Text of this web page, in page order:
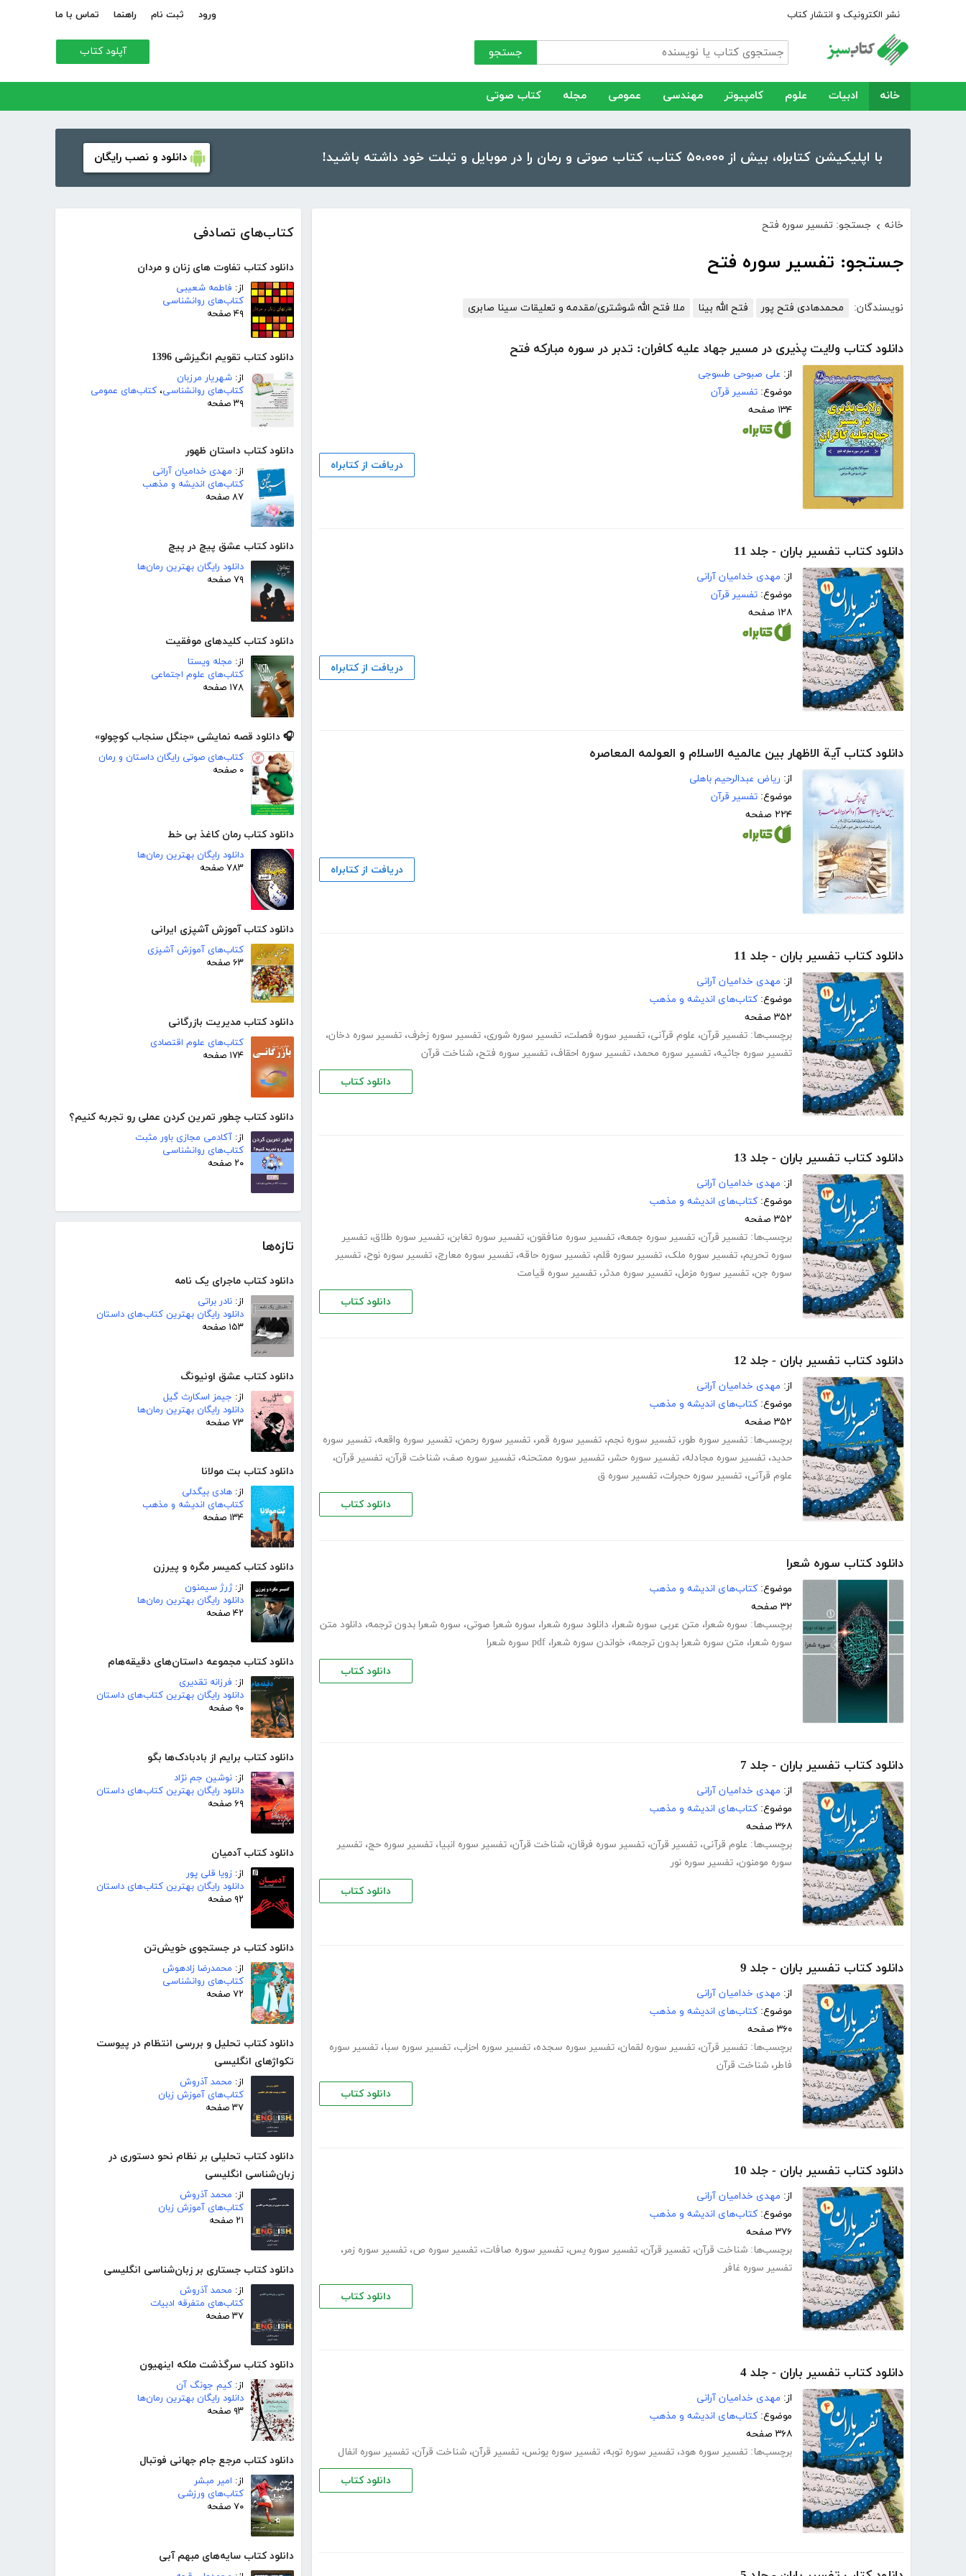
نشر الکترونیک و انتشار کتاب ورود ثبت نام راهنما تماس با ما
جستجو آپلود کتاب
خانه ادبیات علوم کامپیوتر مهندسی عمومی مجله کتاب صوتی
با اپلیکیشن کتابراه، بیش از ۵۰،۰۰۰ کتاب، کتاب صوتی و رمان را در موبایل و تبلت خود داشته باشید! دانلود و نصب رایگان
کتاب‌های تصادفی
دانلود کتاب تفاوت های زنان و مردان
از: فاطمه شعیبی
کتاب‌های روانشناسی
۴۹ صفحه
دانلود کتاب تقویم انگیزشی 1396
از: شهریار مرزبان
کتاب‌های روانشناسی، کتاب‌های عمومی
۳۹ صفحه
دانلود کتاب داستان ظهور
از: مهدی خدامیان آرانی
کتاب‌های اندیشه و مذهب
۸۷ صفحه
دانلود کتاب عشق پیچ در پیچ
دانلود رایگان بهترین رمان‌ها
۷۹ صفحه
دانلود کتاب کلیدهای موفقیت
از: مجله ویستا
کتاب‌های علوم اجتماعی
۱۷۸ صفحه
🎧 دانلود قصه نمایشی «جنگل سنجاب کوچولو»
کتاب‌های صوتی رایگان داستان و رمان
۰ صفحه
دانلود کتاب رمان کاغذ بی خط
دانلود رایگان بهترین رمان‌ها
۷۸۳ صفحه
دانلود کتاب آموزش آشپزی ایرانی
کتاب‌های آموزش آشپزی
۶۳ صفحه
دانلود کتاب مدیریت بازرگانی
کتاب‌های علوم اقتصادی
۱۷۴ صفحه
دانلود کتاب چطور تمرین کردن عملی رو تجربه کنیم؟
از: آکادمی مجازی باور مثبت
کتاب‌های روانشناسی
۲۰ صفحه
تازه‌ها
دانلود کتاب ماجرای یک نامه
از: نادر براتی
دانلود رایگان بهترین کتاب‌های داستان
۱۵۳ صفحه
دانلود کتاب عشق اونیونگ
از: جیمز اسکارث گیل
دانلود رایگان بهترین رمان‌ها
۷۳ صفحه
دانلود کتاب بت مولانا
از: هادی بیگدلی
کتاب‌های اندیشه و مذهب
۱۳۴ صفحه
دانلود کتاب کمیسر مگره و پیرزن
از:ژرژ سیمنون
دانلود رایگان بهترین رمان‌ها
۴۲ صفحه
دانلود کتاب مجموعه داستان‌های دقیقه‌هام
از: فرزانه تقدیری
دانلود رایگان بهترین کتاب‌های داستان
۹۰ صفحه
دانلود کتاب برایم از بادبادک‌ها بگو
از: نوشین جم نژاد
دانلود رایگان بهترین کتاب‌های داستان
۶۹ صفحه
دانلود کتاب آدمیان
از: زویا قلی پور
دانلود رایگان بهترین کتاب‌های داستان
۹۲ صفحه
دانلود کتاب در جستجوی خویش‌تن
از: محمدرضا زادهوش
کتاب‌های روانشناسی
۷۲ صفحه
دانلود کتاب تحلیل و بررسی انتظام در پیوست
تکواژهای انگلیسی
از: محمد آذروش
کتاب‌های آموزش زبان
۳۷ صفحه
دانلود کتاب تحلیلی بر نظام نحو دستوری در
زبان‌شناسی انگلیسی
از: محمد آذروش
کتاب‌های آموزش زبان
۲۱ صفحه
دانلود کتاب جستاری بر زبان‌شناسی انگلیسی
از: محمد آذروش
کتاب‌های متفرقه ادبیات
۳۷ صفحه
دانلود کتاب سرگذشت ملکه اینهیون
از: کیم جونگ آن
دانلود رایگان بهترین رمان‌ها
۹۳ صفحه
دانلود کتاب مرجع جام جهانی فوتبال
از: امیر مبشر
کتاب‌های ورزشی
۷۰ صفحه
دانلود کتاب سایه‌های مبهم آبی
خانه › جستجو: تفسیر سوره فتح
جستجو: تفسیر سوره فتح
نویسندگان: محمدهادی فتح پور فتح الله بینا ملا فتح الله شوشتری/مقدمه و تعلیقات سینا صابری
دانلود کتاب ولایت پذیری در مسیر جهاد علیه کافران: تدبر در سوره مبارکه فتح
از: علی صبوحی طسوجی
موضوع: تفسیر قرآن
۱۳۴ صفحه
دریافت از کتابراه
دانلود کتاب تفسیر باران - جلد 11
از: مهدی خدامیان آرانی
موضوع: تفسیر قرآن
۱۲۸ صفحه
دریافت از کتابراه
دانلود کتاب آیة الاظهار بین عالمیه الاسلام و العولمه المعاصره
از: ریاض عبدالرحیم باهلی
موضوع: تفسیر قرآن
۲۲۴ صفحه
دریافت از کتابراه
دانلود کتاب تفسیر باران - جلد 11
از: مهدی خدامیان آرانی
موضوع: کتاب‌های اندیشه و مذهب
۳۵۲ صفحه
برچسب‌ها: تفسیر قرآن، علوم قرآنی، تفسیر سوره فصلت، تفسیر سوره شورى، تفسیر سوره زخرف، تفسیر سوره دخان،
تفسیر سوره جاثیه، تفسیر سوره محمد، تفسیر سوره احقاف، تفسیر سوره فتح، شناخت قرآن
دانلود کتاب
دانلود کتاب تفسیر باران - جلد 13
از: مهدی خدامیان آرانی
موضوع: کتاب‌های اندیشه و مذهب
۳۵۲ صفحه
برچسب‌ها: تفسیر قرآن، تفسیر سوره جمعه، تفسیر سوره منافقون، تفسیر سوره تغابن، تفسیر سوره طلاق، تفسیر
سوره تحریم، تفسیر سوره ملک، تفسیر سوره قلم، تفسیر سوره حاقه، تفسیر سوره معارج، تفسیر سوره نوح، تفسیر
سوره جن، تفسیر سوره مزمل، تفسیر سوره مدثر، تفسیر سوره قیامت
دانلود کتاب
دانلود کتاب تفسیر باران - جلد 12
از: مهدی خدامیان آرانی
موضوع: کتاب‌های اندیشه و مذهب
۳۵۲ صفحه
برچسب‌ها: تفسیر سوره طور، تفسیر سوره نجم، تفسیر سوره قمر، تفسیر سوره رحمن، تفسیر سوره واقعه، تفسیر سوره
حدید، تفسیر سوره مجادله، تفسیر سوره حشر، تفسیر سوره ممتحنه، تفسیر سوره صف، شناخت قرآن، تفسیر قرآن،
علوم قرآنی، تفسیر سوره حجرات، تفسیر سوره ق
دانلود کتاب
دانلود کتاب سوره شعرا
موضوع: کتاب‌های اندیشه و مذهب
۳۲ صفحه
برچسب‌ها: سوره شعرا، متن عربی سوره شعرا، دانلود سوره شعرا، سوره شعرا صوتی، سوره شعرا بدون ترجمه، دانلود متن
سوره شعرا، متن سوره شعرا بدون ترجمه، خواندن سوره شعرا، pdf سوره شعرا
دانلود کتاب
دانلود کتاب تفسیر باران - جلد 7
از: مهدی خدامیان آرانی
موضوع: کتاب‌های اندیشه و مذهب
۳۶۸ صفحه
برچسب‌ها: علوم قرآنی، تفسیر قرآن، تفسیر سوره فرقان، شناخت قرآن، تفسیر سوره انبیا، تفسیر سوره حج، تفسیر
سوره مومنون، تفسیر سوره نور
دانلود کتاب
دانلود کتاب تفسیر باران - جلد 9
از: مهدی خدامیان آرانی
موضوع: کتاب‌های اندیشه و مذهب
۳۶۰ صفحه
برچسب‌ها: تفسیر قرآن، تفسیر سوره لقمان، تفسیر سوره سجده، تفسیر سوره احزاب، تفسیر سوره سبا، تفسیر سوره
فاطر، شناخت قرآن
دانلود کتاب
دانلود کتاب تفسیر باران - جلد 10
از: مهدی خدامیان آرانی
موضوع: کتاب‌های اندیشه و مذهب
۳۷۶ صفحه
برچسب‌ها: شناخت قرآن، تفسیر قرآن، تفسیر سوره یس، تفسیر سوره صافات، تفسیر سوره ص، تفسیر سوره زمر،
تفسیر سوره غافر
دانلود کتاب
دانلود کتاب تفسیر باران - جلد 4
از: مهدی خدامیان آرانی
موضوع: کتاب‌های اندیشه و مذهب
۳۶۸ صفحه
برچسب‌ها: تفسیر سوره هود، تفسیر سوره توبه، تفسیر سوره یونس، تفسیر قرآن، شناخت قرآن، تفسیر سوره انفال
دانلود کتاب